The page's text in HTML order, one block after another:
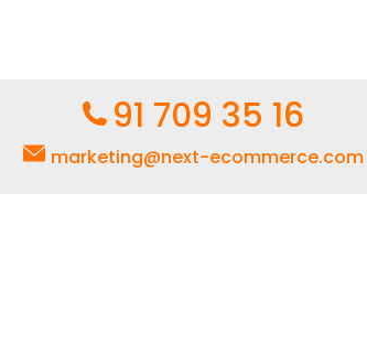
91 709 35 16
marketing@next-ecommerce.com